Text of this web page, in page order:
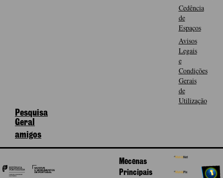
Cedência
de
Espaços
Avisos
Legais
e
Condições
Gerais
de
Utilização
Pesquisa
Geral
amigos
Mecenas
Principais